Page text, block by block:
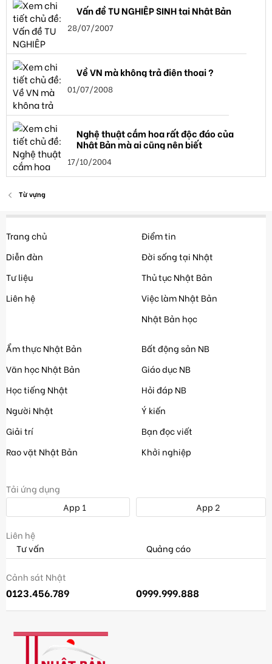
Vấn đề TU NGHIỆP SINH tại Nhật Bản
28/07/2007
Về VN mà không trả điện thoại ?
01/07/2008
Nghệ thuật cắm hoa rất độc đáo của
Nhật Bản mà ai cũng nên biết
17/10/2004
Từ vựng
Trang chủ
Diễn đàn
Tư liệu
Liên hệ
Điểm tin
Đời sống tại Nhật
Thủ tục Nhật Bản
Việc làm Nhật Bản
Nhật Bản học
Ẩm thực Nhật Bản
Văn học Nhật Bản
Học tiếng Nhật
Người Nhật
Giải trí
Rao vặt Nhật Bản
Bất động sản NB
Giáo dục NB
Hỏi đáp NB
Ý kiến
Bạn đọc viết
Khởi nghiệp
Tải ứng dụng
App 1
App 2
Liên hệ
Tư vấn
Quảng cáo
Cảnh sát Nhật
0123.456.789 0999.999.888